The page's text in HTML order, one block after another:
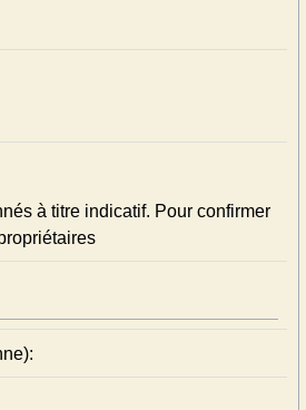
à titre indicatif. Pour confirmer